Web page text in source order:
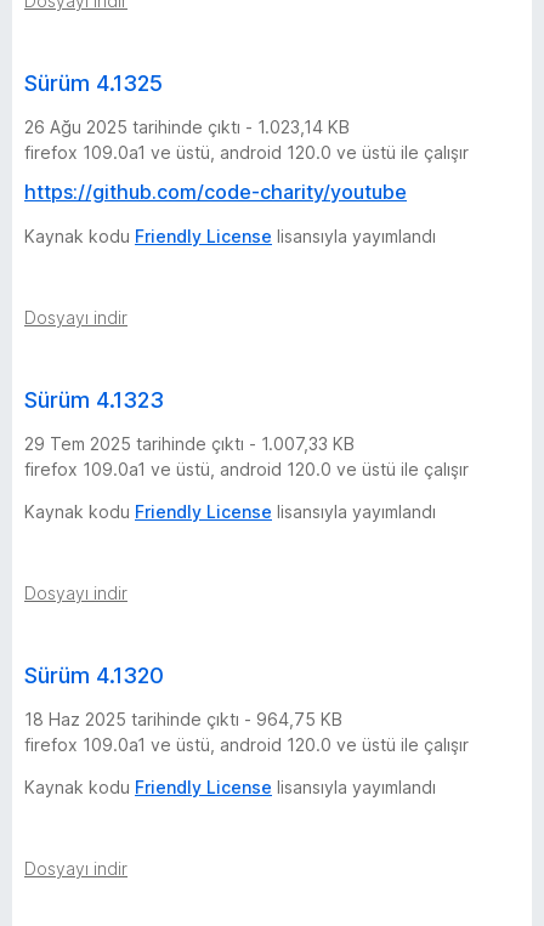
ü
r
ü
Sürüm 4.1325
26 Ağu 2025 tarihinde çıktı - 1.023,14 KB
firefox 109.0a1 ve üstü, android 120.0 ve üstü ile çalışır
https://github.com/code-charity/youtube
Kaynak kodu Friendly License lisansıyla yayımlandı
Dosyayı indir
Sürüm 4.1323
29 Tem 2025 tarihinde çıktı - 1.007,33 KB
firefox 109.0a1 ve üstü, android 120.0 ve üstü ile çalışır
Kaynak kodu Friendly License lisansıyla yayımlandı
Dosyayı indir
Sürüm 4.1320
18 Haz 2025 tarihinde çıktı - 964,75 KB
firefox 109.0a1 ve üstü, android 120.0 ve üstü ile çalışır
Kaynak kodu Friendly License lisansıyla yayımlandı
Dosyayı indir